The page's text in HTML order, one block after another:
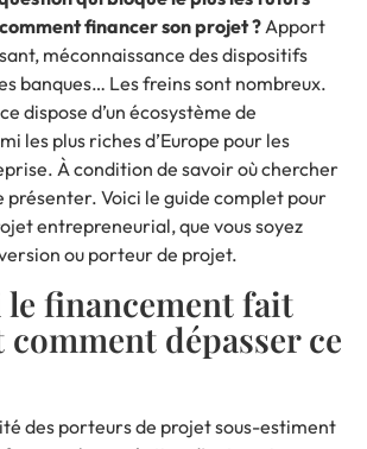
financer son projet ?Apport
méconnaissance des dispositifs
banques… Les freins sont nombreux.
dispose d’un écosystème de
les plus riches d’Europe pour les
À condition de savoir où chercher
Voici le guide complet pour
entrepreneurial, que vous soyez
ou porteur de projet.
financement fait
dépasser ce
des porteurs de projet sous-estiment